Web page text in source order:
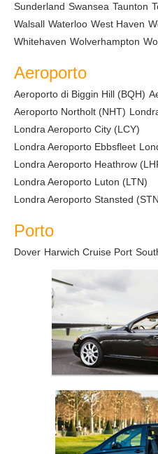
Sunderland Swansea Taunton
Walsall Waterloo West Haven
Whitehaven Wolverhampton
Aeroporto
Aeroporto di Biggin Hill (BQH)
Aeroporto Northolt (NHT)
Londra Aeroporto City (LCY)
Londra Aeroporto Ebbsfleet
Londra Aeroporto Heathrow
Londra Aeroporto Luton (LTN)
Londra Aeroporto Stansted
Porto
Dover Harwich Cruise Port